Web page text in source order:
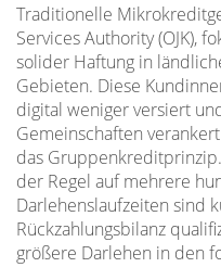
Traditionelle
Services Authority (OJK),
solider Haftung in
Gebieten. Diese
digital weniger versiert
Gemeinschaften
das
der Regel auf mehrere
Darlehenslaufzeiten sind
Rückzahlungsbilanz
größere Darlehen in den